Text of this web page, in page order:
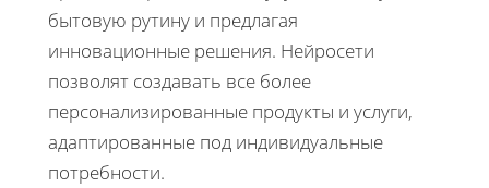
бытовую рутину и предлагая
инновационные решения. Нейросети
позволят создавать все более
персонализированные продукты и услуги,
адаптированные под индивидуальные
потребности.